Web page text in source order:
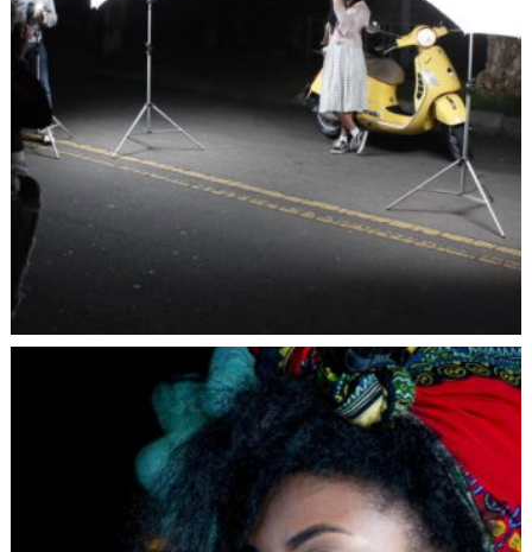
para poder observar en tiempo real lo que se está
aprendiendo y ponerlo en práctica.
La recomendación a los que inician es contar con un
equipo básico de fotografía y tener referentes para poder
identificar el tipo de fotografía de su interés. Practicar,
practicar y practicar y comprender la importancia de la luz
y la sombra en la fotografía.
5. ¿Cuál es su método para enseñar fotografía? ¿En
cuál maestro te inspiras?
Explicación del triángulo de exposición, composición a
Para reconocer e identificar los diferentes tipos de
fotografía y aprender de la misma, es clave revisar
referentes, esto no solo permite admirar estéticas y
propuestas diferentes, sino que también nos permite sentir
afinidad con alguna de ellas. En mi caso los maestros que
me inspiran son: Sebastião Salgao, Henri Cartier-Bresson,
Robert Capa, Ruven Afanador, Ansel Adams, Richard
Avedon, Man Ray y aquellos de la línea del documental.